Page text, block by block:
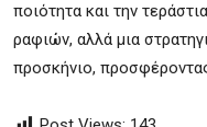
ποιότητα και την
ραφιών, αλλά μια
προσκήνιο,